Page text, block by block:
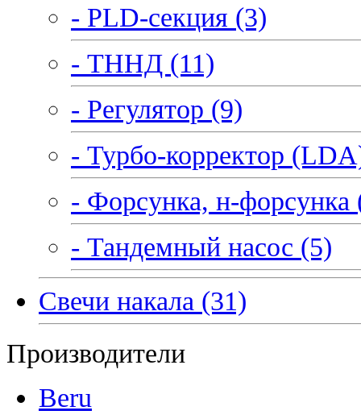
- PLD-секция (3)
- ТННД (11)
- Регулятор (9)
- Турбо-корректор
- Форсунка, н-форсунка
- Тандемный насос (5)
Свечи накала (31)
Производители
Beru